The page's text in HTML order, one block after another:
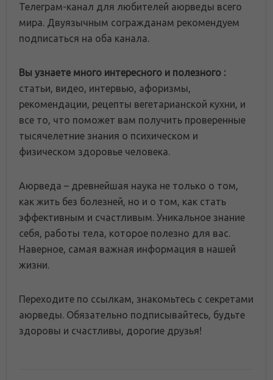
Телеграм-канал для любителей аюрведы всего
мира. Двуязычным согражданам рекомендуем
подписаться на оба канала.
Вы узнаете много интересного и полезного :
статьи, видео, интервью, афоризмы,
рекомендации, рецепты вегетарианской кухни, и
все то, что поможет вам получить проверенные
тысячелетние знания о психическом и
физическом здоровье человека.
Аюрведа – древнейшая наука не только о том,
как жить без болезней, но и о том, как стать
эффективным и счастливым. Уникальное знание
себя, работы тела, которое полезно для вас.
Наверное, самая важная информация в нашей
жизни.
Переходите по ссылкам, знакомьтесь с секретами
аюрведы. Обязательно подписывайтесь, будьте
здоровы и счастливы, дорогие друзья!